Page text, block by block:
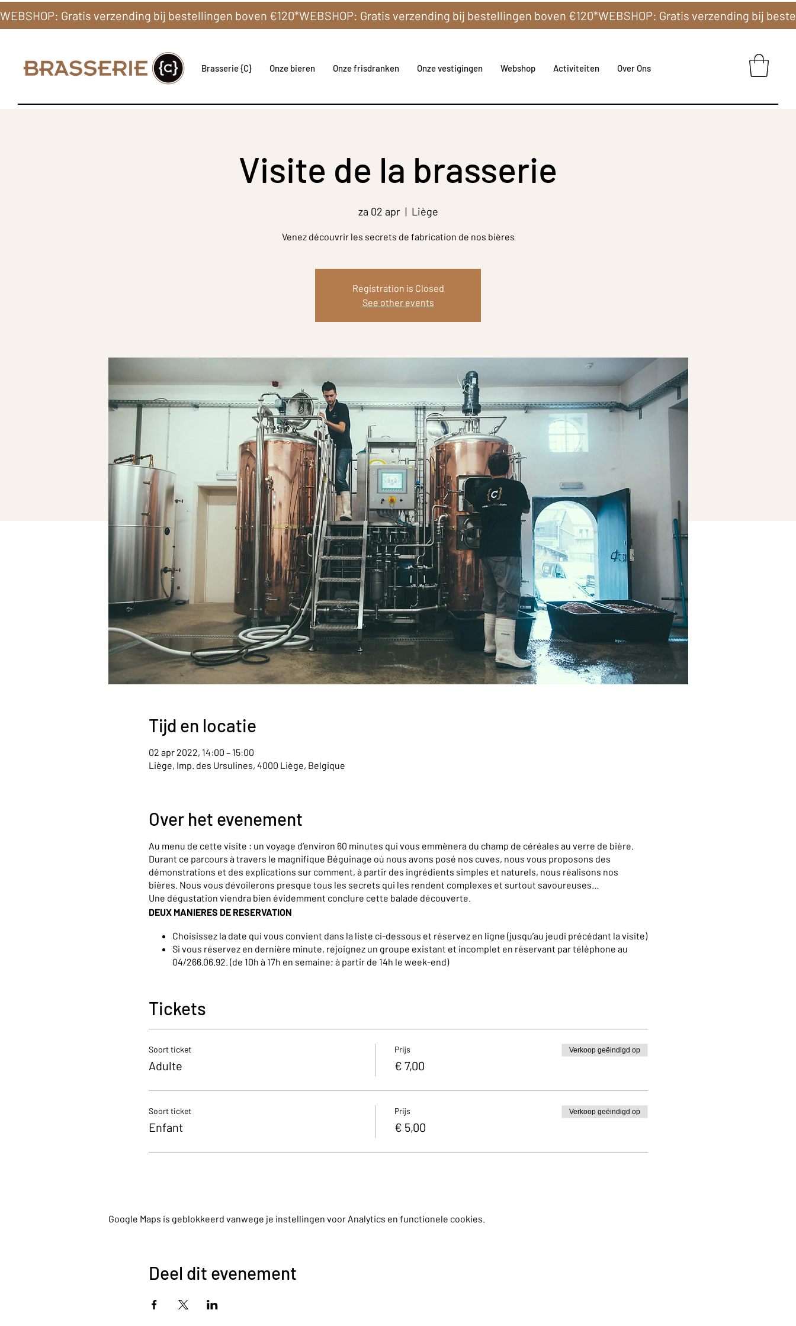
Brasserie {C} Onze bieren Onze frisdranken Onze vestigingen Webshop Activiteiten Over Ons
Visite de la brasserie
za 02 apr
  |
Liège
Venez découvrir les secrets de fabrication de nos bières
Registration is Closed
See other events
Tijd en locatie
02 apr 2022, 14:00 – 15:00
Liège, Imp. des Ursulines, 4000 Liège, Belgique
Over het evenement
Au menu de cette visite : un voyage d’environ 60 minutes qui vous emmènera du champ de céréales au verre de bière.
Durant ce parcours à travers le magnifique Béguinage où nous avons posé nos cuves, nous vous proposons des
démonstrations et des explications sur comment, à partir des ingrédients simples et naturels, nous réalisons nos
bières. Nous vous dévoilerons presque tous les secrets qui les rendent complexes et surtout savoureuses…
Une dégustation viendra bien évidemment conclure cette balade découverte.
DEUX MANIERES DE RESERVATION
Choisissez la date qui vous convient dans la liste ci-dessous et réservez en ligne (jusqu’au jeudi précédant la visite)
Si vous réservez en dernière minute, rejoignez un groupe existant et incomplet en réservant par téléphone au
04/266.06.92. (de 10h à 17h en semaine; à partir de 14h le week-end)
Tickets
Soort ticket
Adulte
Prijs
€ 7,00
Verkoop geëindigd op
Soort ticket
Enfant
Prijs
€ 5,00
Verkoop geëindigd op
Google Maps is geblokkeerd vanwege je instellingen voor Analytics en functionele cookies.
Deel dit evenement